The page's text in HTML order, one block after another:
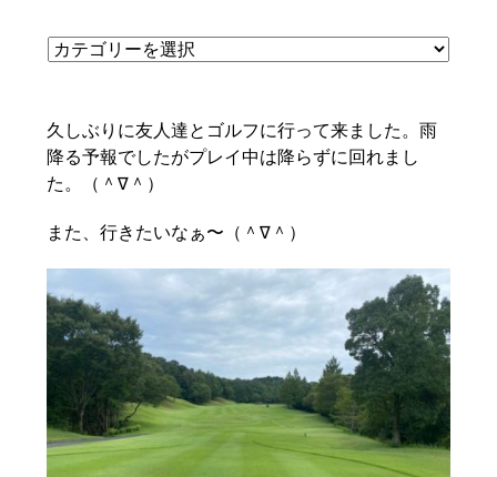
久しぶりに友人達とゴルフに行って来ました。雨
降る予報でしたがプレイ中は降らずに回れまし
た。（＾∇＾）
また、行きたいなぁ〜（＾∇＾）